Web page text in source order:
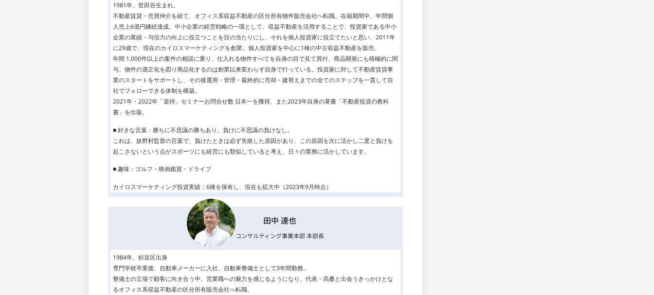
1981年、世田谷生まれ。
不動産賃貸・売買仲介を経て、オフィス系収益不動産の区分所有物件販売会社へ転職。在籍期間中、年間個
人売上6億円継続達成。中小企業の経営戦略の一環として、収益不動産を活用することで、投資家である中小
企業の業績・与信力の向上に役立つことを目の当たりにし、それを個人投資家に役立てたいと思い、2011年
に29歳で、現在のカイロスマーケティングを創業。個人投資家を中心に1棟の中古収益不動産を販売。
年間 1,000件以上の案件の相談に乗り、仕入れる物件すべてを自身の目で見て買付、商品開発にも積極的に関
与。物件の適正化を図り商品化するのは創業以来変わらず自身で行っている。投資家に対して不動産賃貸事
業のスタートをサポートし、その後運用・管理・最終的に売却・建替えまでの全てのステップを一貫して自
社でフォローできる体制を構築。
2021年・2022年「楽待」セミナーお問合せ数 日本一を獲得、また2023年自身の著書「不動産投資の教科
書」を出版。
■ 好きな言葉：勝ちに不思議の勝ちあり。負けに不思議の負けなし。
これは、故野村監督の言葉で、負けたときは必ず失敗した原因があり、この原因を次に活かし二度と負けを
起こさないという点がスポーツにも経営にも類似していると考え、日々の業務に活かしています。
■ 趣味：ゴルフ・映画鑑賞・ドライブ
カイロスマーケティング投資実績：6棟を保有し、現在も拡大中（2023年9月時点）
田中 達也
コンサルティング事業本部 本部長
1984年、杉並区出身
専門学校卒業後、自動車メーカーに入社、自動車整備士として3年間勤務。
整備士の立場で顧客に向き合う中、営業職への魅力を感じるようになり、代表・高桑と出会うきっかけとな
るオフィス系収益不動産の区分所有販売会社へ転職。